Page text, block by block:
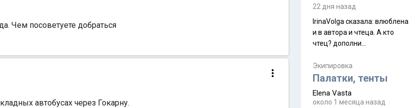
Чем посоветуете добраться
автобусах через Гокарну.
природа, мягкие
такая как бы переходная
ступень между привычной
нам Индией и остальными
надеюсь увидеть.
22 дня назад
IrinaVolga сказалa: влюблена
и в автора и чтеца. А кто
чтец? дополни
Экипировка
Палатки, тенты
Elena Vasta
около 1 месяца назад